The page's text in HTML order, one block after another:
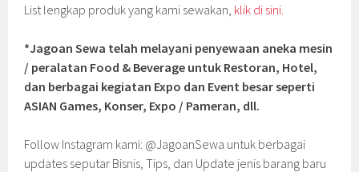
List lengkap produk yang kami sewakan, klik di sini.
*Jagoan Sewa telah melayani penyewaan aneka mesin
/ peralatan Food & Beverage untuk Restoran, Hotel,
dan berbagai kegiatan Expo dan Event besar seperti
ASIAN Games, Konser, Expo / Pameran, dll.
Follow Instagram kami: @JagoanSewa untuk berbagai
updates seputar Bisnis, Tips, dan Update jenis barang baru